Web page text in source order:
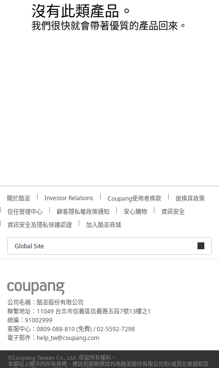
沒有此類產品。
我們很快就會帶著優質的產品回來。
關於酷澎 Investor Relations Coupang使用者條款
退換貨政策
信任管理中心
顧客隱私權政策通知 安心購物
資訊安全
資訊安全及隱私保護認證
加入酷澎商城
Global Site
公司名稱：酷澎股份有限公司
聯繫地址：11049 台北市信義區信義路五段7號13樓之1
統編：91002999
客服中心：0809-088-810 (免費) / 02-5592-7298
電子郵件：help_tw@coupang.com
©Coupang Taiwan Co., Ltd. 保留所有權利。
本網站上顯示的所有商標、標誌和服務標誌均為酷澎股份有限公司和/或其在美國和其